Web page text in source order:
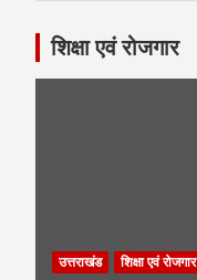
शिक्षा एवं रोजगार
उत्तराखंड शिक्षा एवं रोजगार